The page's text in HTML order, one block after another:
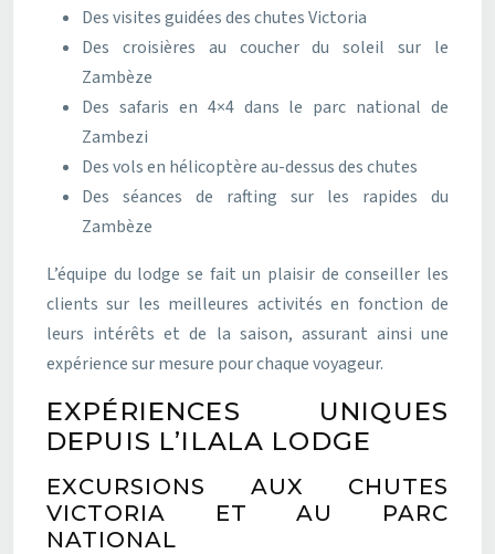
Des visites guidées des chutes Victoria
Des croisières au coucher du soleil sur le
Zambèze
Des safaris en 4×4 dans le parc national de
Zambezi
Des vols en hélicoptère au-dessus des chutes
Des séances de rafting sur les rapides du
Zambèze
L’équipe du lodge se fait un plaisir de conseiller les
clients sur les meilleures activités en fonction de
leurs intérêts et de la saison, assurant ainsi une
expérience sur mesure pour chaque voyageur.
EXPÉRIENCES UNIQUES
DEPUIS L’ILALA LODGE
EXCURSIONS AUX CHUTES
VICTORIA ET AU PARC
NATIONAL